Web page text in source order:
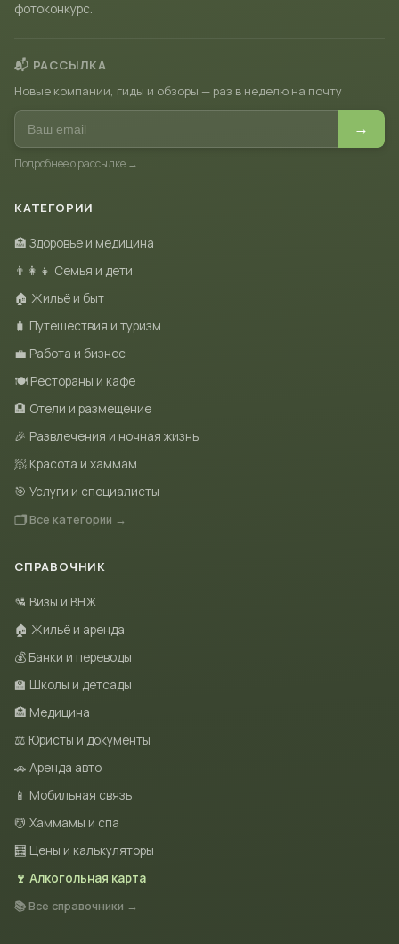
фотоконкурс.
📬 РАССЫЛКА
Новые компании, гиды и обзоры — раз в неделю на почту
→
Подробнее о рассылке →
КАТЕГОРИИ
🏥 Здоровье и медицина
👨‍👩‍👧 Семья и дети
🏠 Жильё и быт
🧳 Путешествия и туризм
💼 Работа и бизнес
🍽 Рестораны и кафе
🏨 Отели и размещение
🎉 Развлечения и ночная жизнь
🧖 Красота и хаммам
🎯 Услуги и специалисты
🗂 Все категории →
СПРАВОЧНИК
🛂 Визы и ВНЖ
🏠 Жильё и аренда
💰 Банки и переводы
🏫 Школы и детсады
🏥 Медицина
⚖️ Юристы и документы
🚗 Аренда авто
📱 Мобильная связь
💆 Хаммамы и спа
🧮 Цены и калькуляторы
🍷 Алкогольная карта
📚 Все справочники →